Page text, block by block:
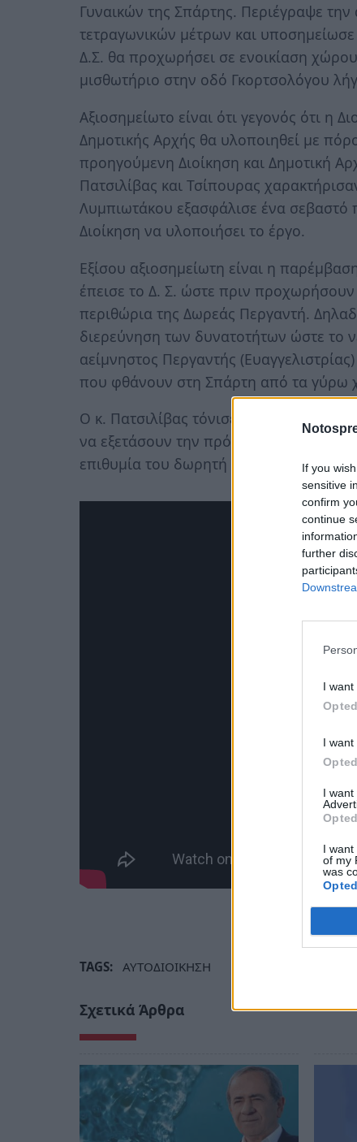
If you
sensitive
confirm
continue
further
I want
I want
I
I
of my
was
Γυναικών της Σπάρτης. Περιέγραψε
τετραγωνικών μέτρων και
Δ.Σ. θα προχωρήσει σε ενοικίαση
μισθωτήριο στην οδό Γκορτσολόγου
Αξιοσημείωτο είναι ότι γεγονός ότι η
Δημοτικής Αρχής θα υλοποιηθεί με
προηγούμενη Διοίκηση και Δημοτική
Πατσιλίβας και Τσίπουρας
Λυμπιωτάκου εξασφάλισε ένα
Διοίκηση να υλοποιήσει το έργο.
Εξίσου αξιοσημείωτη είναι η
έπεισε το Δ. Σ. ώστε πριν
περιθώρια της Δωρεάς Περγαντή.
διερεύνηση των δυνατοτήτων ώστε το
αείμνηστος Περγαντής
που φθάνουν στη Σπάρτη από τα γύρω
Ο κ. Πατσιλίβας τόνισε ότι θα ζητηθεί
να εξετάσουν την πρόταση της κ.
επιθυμία του δωρητή αλλά και με την
TAGS: ΑΥΤΟΔΙΟΙΚΗΣΗ
Σχετικά Άρθρα